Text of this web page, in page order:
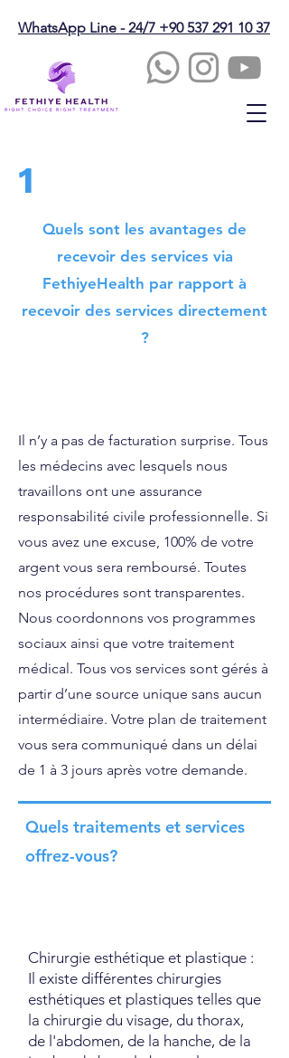
WhatsApp Line - 24/7 +90 537 291 10 37
1
Quels sont les avantages de
recevoir des services via
FethiyeHealth par rapport à
recevoir des services directement
?
Il n’y a pas de facturation surprise. Tous
les médecins avec lesquels nous
travaillons ont une assurance
responsabilité civile professionnelle. Si
vous avez une excuse, 100% de votre
argent vous sera remboursé. Toutes
nos procédures sont transparentes.
Nous coordonnons vos programmes
sociaux ainsi que votre traitement
médical. Tous vos services sont gérés à
partir d’une source unique sans aucun
intermédiaire. Votre plan de traitement
vous sera communiqué dans un délai
de 1 à 3 jours après votre demande.
Quels traitements et services
offrez-vous?
Chirurgie esthétique et plastique :
Il existe différentes chirurgies
esthétiques et plastiques telles que
la chirurgie du visage, du thorax,
de l'abdomen, de la hanche, de la